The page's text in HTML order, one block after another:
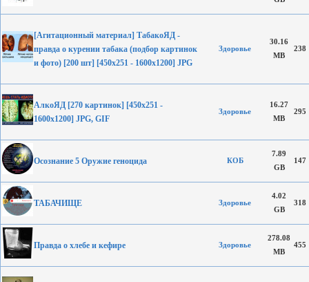
[Агитационный материал] ТабакоЯД -
правда о курении табака (подбор картинок
и фото) [200 шт] [450х251 - 1600x1200] JPG
Здоровье
30.16
MB
238
АлкоЯД [270 картинок] [450х251 -
1600x1200] JPG, GIF
Здоровье
16.27
MB
295
Осознание 5 Оружие геноцида КОБ
7.89
GB
147
ТАБАЧИЩЕ Здоровье
4.02
GB
318
Правда о хлебе и кефире Здоровье
278.08
MB
455